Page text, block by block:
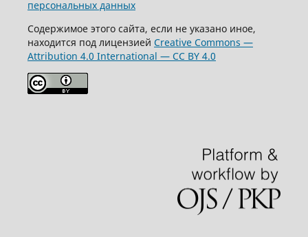
персональных данных
Содержимое этого сайта, если не указано иное,
находится под лицензией Creative Commons —
Attribution 4.0 International — CC BY 4.0